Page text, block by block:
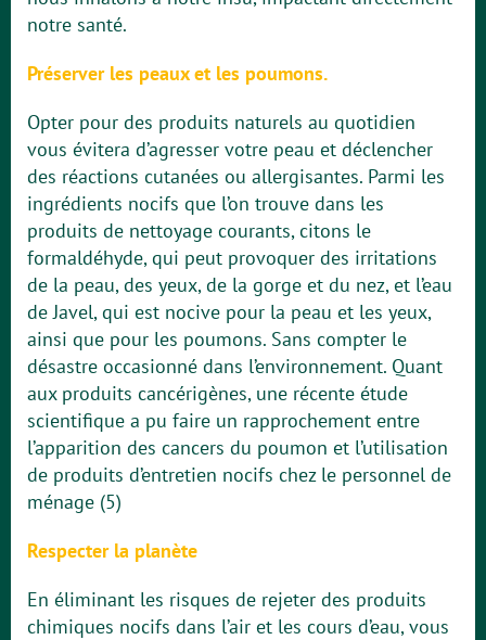
notre santé.
Préserver les peaux et les poumons.
Opter pour des produits naturels au quotidien
vous évitera d’agresser votre peau et déclencher
des réactions cutanées ou allergisantes. Parmi les
ingrédients nocifs que l’on trouve dans les
produits de nettoyage courants, citons le
formaldéhyde, qui peut provoquer des irritations
de la peau, des yeux, de la gorge et du nez, et l’eau
de Javel, qui est nocive pour la peau et les yeux,
ainsi que pour les poumons. Sans compter le
désastre occasionné dans l’environnement. Quant
aux produits cancérigènes, une récente étude
scientifique a pu faire un rapprochement entre
l’apparition des cancers du poumon et l’utilisation
de produits d’entretien nocifs chez le personnel de
ménage (5)
Respecter la planète
En éliminant les risques de rejeter des produits
chimiques nocifs dans l’air et les cours d’eau, vous